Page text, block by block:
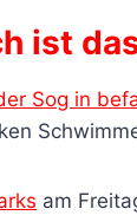
ist
Sog in
am